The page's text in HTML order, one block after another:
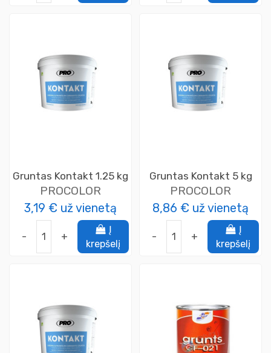
Gruntas Kontakt 1.25 kg
PROCOLOR
3,19 € už vienetą
- +
Į
krepšelį
Gruntas Kontakt 5 kg
PROCOLOR
8,86 € už vienetą
- +
Į
krepšelį